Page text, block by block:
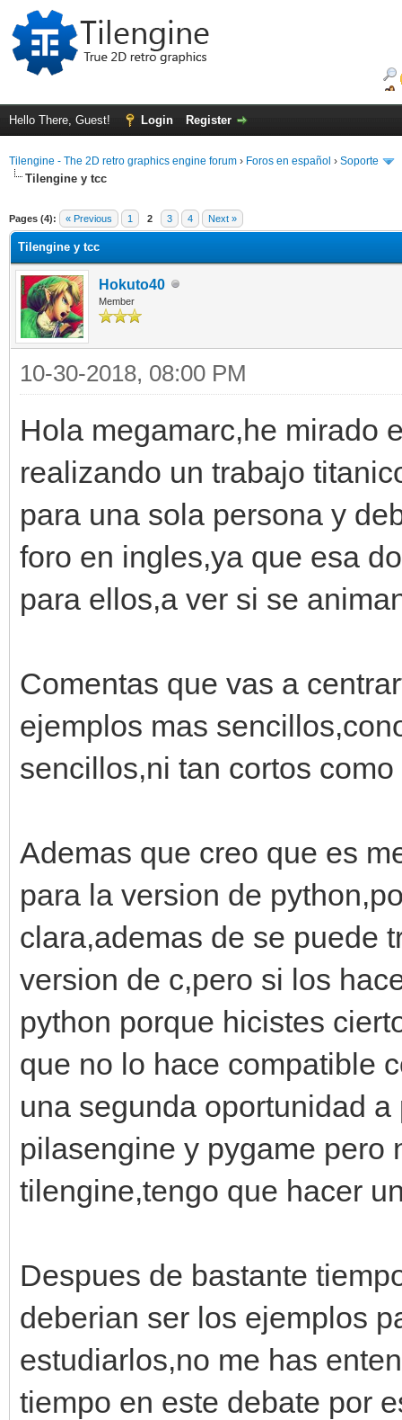
Hello There, Guest! Login Register
Tilengine - The 2D retro graphics engine forum › Foros en español › Soporte
Tilengine y tcc
Pages (4): « Previous 1 2 3 4 Next »
Tilengine y tcc
Hokuto40
Member
10-30-2018, 08:00 PM
Hola megamarc,he mirado
realizando un trabajo
para una sola persona y
foro en ingles,ya que esa
para ellos,a ver si se
Comentas que vas a
ejemplos mas
sencillos,ni tan cortos
Ademas que creo que es
para la version de
clara,ademas de se puede
version de c,pero si los
python porque hicistes
que no lo hace compatible
una segunda oportunidad
pilasengine y pygame pero
tilengine,tengo que hacer
Despues de bastante
deberian ser los ejemplos
estudiarlos,no me has
tiempo en este debate por